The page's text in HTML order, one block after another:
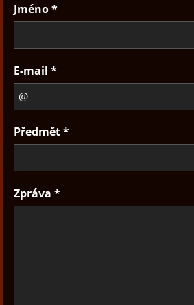
Jméno *
E-mail *
Předmět *
Zpráva *